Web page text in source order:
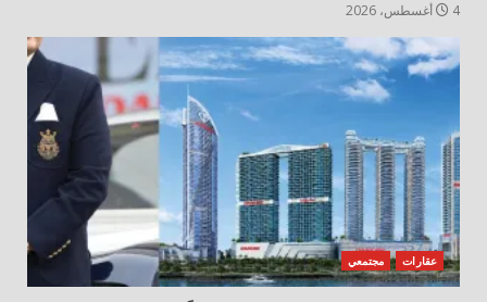
4 أغسطس، 2026
عقارات مجتمعي